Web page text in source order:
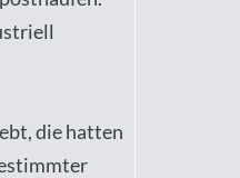
die hatten